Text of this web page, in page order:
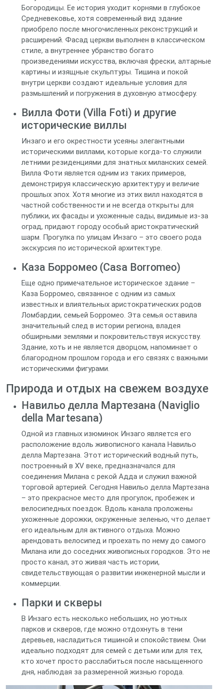
Богородицы. Ее история уходит корнями в глубокое
Средневековье, хотя современный вид здание
приобрело после многочисленных реконструкций и
расширений. Фасад церкви выполнен в классическом
стиле, а внутреннее убранство богато
произведениями искусства, включая фрески, алтарные
картины и изящные скульптуры. Тишина и покой
внутри церкви создают идеальные условия для
размышлений и погружения в духовную атмосферу.
Вилла Фоти (Villa Foti) и другие
исторические виллы
Инзаго и его окрестности усеяны элегантными
историческими виллами, которые когда-то служили
летними резиденциями для знатных миланских семей.
Вилла Фоти является одним из таких примеров,
демонстрируя классическую архитектуру и величие
прошлых эпох. Хотя многие из этих вилл находятся в
частной собственности и не всегда открыты для
публики, их фасады и ухоженные сады, видимые из-за
оград, придают городу особый аристократический
шарм. Прогулка по улицам Инзаго – это своего рода
экскурсия по исторической архитектуре.
Каза Борромео (Casa Borromeo)
Еще одно примечательное историческое здание –
Каза Борромео, связанное с одним из самых
известных и влиятельных аристократических родов
Ломбардии, семьей Борромео. Эта семья оставила
значительный след в истории региона, владея
обширными землями и покровительствуя искусству.
Здание, хоть и не является дворцом, напоминает о
благородном прошлом города и его связях с важными
историческими фигурами.
Природа и отдых на свежем воздухе
Навильо делла Мартезана (Naviglio
della Martesana)
Одной из главных изюминок Инзаго является его
расположение вдоль живописного канала Навильо
делла Мартезана. Этот исторический водный путь,
построенный в XV веке, предназначался для
соединения Милана с рекой Адда и служил важной
торговой артерией. Сегодня Навильо делла Мартезана
– это прекрасное место для прогулок, пробежек и
велосипедных поездок. Вдоль канала проложены
ухоженные дорожки, окруженные зеленью, что делает
его идеальным для активного отдыха. Можно
арендовать велосипед и проехать по нему до самого
Милана или до соседних живописных городков. Это не
просто канал, это живая часть истории,
свидетельствующая о развитии инженерной мысли и
коммерции.
Парки и скверы
В Инзаго есть несколько небольших, но уютных
парков и скверов, где можно отдохнуть в тени
деревьев, насладиться тишиной и спокойствием. Они
идеально подходят для семей с детьми или для тех,
кто хочет просто расслабиться после насыщенного
дня, наблюдая за размеренной жизнью города.